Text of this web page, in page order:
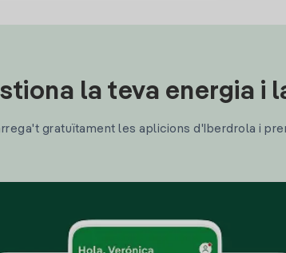
la teva energia i
gratuïtament les aplicions d'Iberdrola i